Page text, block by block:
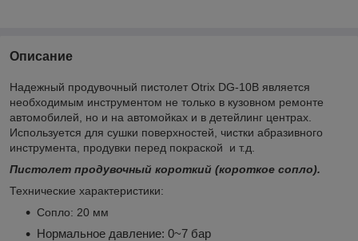
Описание
Надежный продувочный пистолет Otrix DG-10B является
необходимым инструментом не только в кузовном ремонте
автомобилей, но и на автомойках и в детейлинг центрах.
Используется для сушки поверхностей, чистки абразивного
инструмента, продувки перед покраской и т.д.
Пистолет продувочный короткий (короткое сопло).
Технические характеристики:
Сопло: 20 мм
Нормальное давление: 0~7 бар